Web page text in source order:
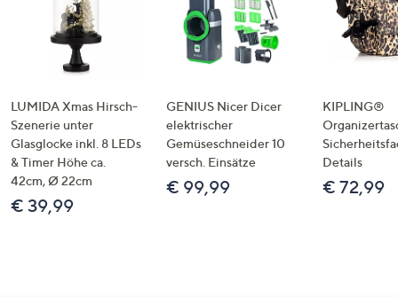
LUMIDA Xmas Hirsch-
Szenerie unter
Glasglocke inkl. 8 LEDs
& Timer Höhe ca.
42cm, Ø 22cm
€ 39,99
GENIUS Nicer Dicer
elektrischer
Gemüseschneider 10
versch. Einsätze
€ 99,99
KIPLING®
Details
€ 72,99